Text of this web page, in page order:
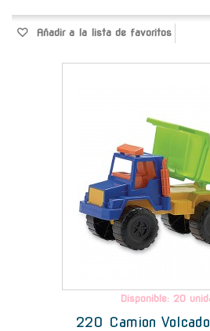
Añadir a la lista de favoritos
Disponible: 20
220 Camion